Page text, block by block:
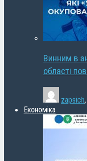
Винним в
області
zapsich,
Економіка